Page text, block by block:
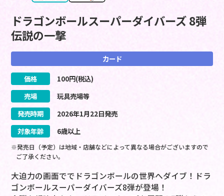
ドラゴンボールスーパーダイバーズ 8弾
伝説の一撃
カード
価格 100円(税込)
売場
玩具売場等
発売時期
2026年1月22日発売
対象年齢
6歳以上
※発売日（予定）は地域・店舗などによって異なる場合がございますので
ご了承ください。
大迫力の画面ででドラゴンボールの世界へダイブ！ドラ
ゴンボールスーパーダイバーズ8弾が登場！